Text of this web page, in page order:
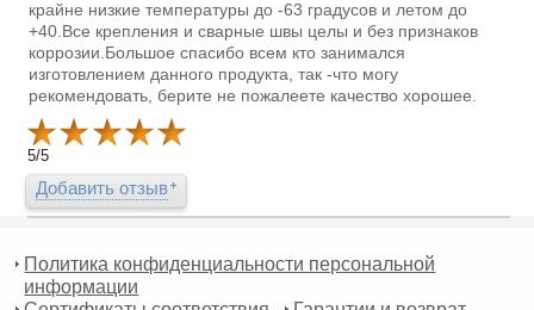
крайне низкие температуры до -63 градусов и летом до
+40.Все крепления и сварные швы целы и без признаков
коррозии.Большое спасибо всем кто занимался
изготовлением данного продукта, так -что могу
рекомендовать, берите не пожалеете качество хорошее.
5/5
Добавить отзыв
Политика конфиденциальности персональной
информации